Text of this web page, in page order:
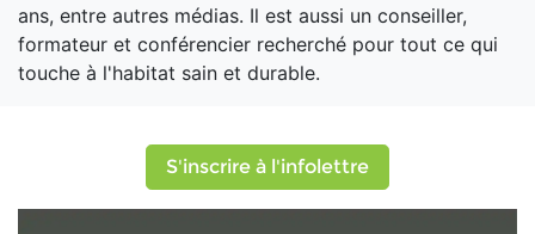
ans, entre autres médias. Il est aussi un conseiller,
formateur et conférencier recherché pour tout ce qui
touche à l'habitat sain et durable.
S'inscrire à l'infolettre